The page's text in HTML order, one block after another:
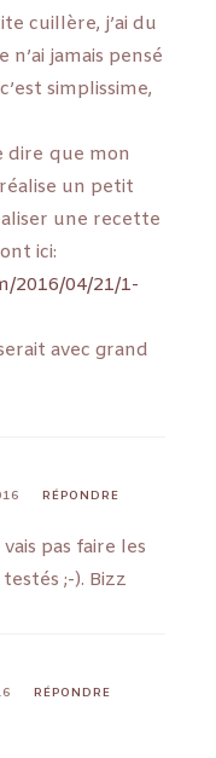
cuillère, j’ai du
n’ai jamais pensé
simplissime,
dire que mon
un petit
une recette
ici:
2016/04/21/1-
avec grand
RÉPONDRE
pas faire les
;-). Bizz
RÉPONDRE